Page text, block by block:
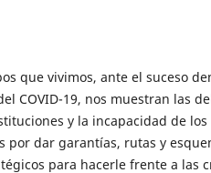
que vivimos, ante el suceso
COVID-19, nos muestran las
y la incapacidad de los
por dar garantías, rutas y
para hacerle frente a las